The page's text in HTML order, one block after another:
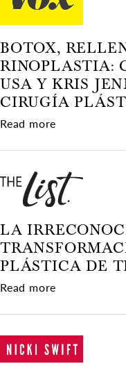
BOTOX,
RINOPLASTIA:
USA Y KRIS
CIRUGÍA
Read more
LA
PLÁSTICA DE
Read more